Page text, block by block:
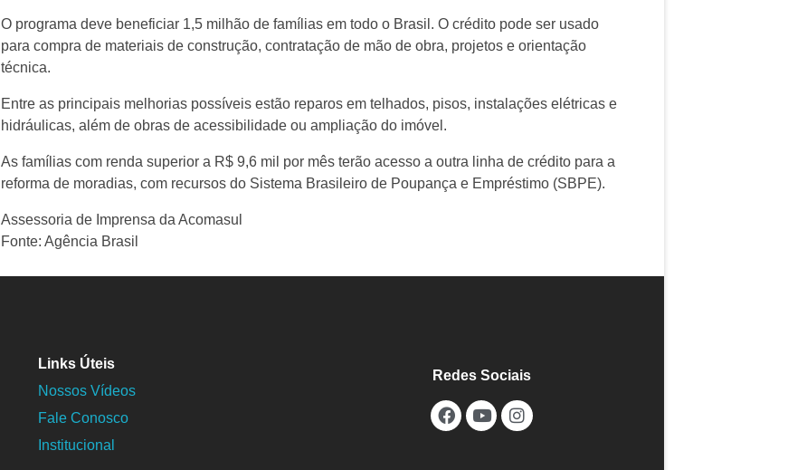
O programa deve beneficiar 1,5 milhão de famílias em todo o Brasil. O crédito pode ser usado
para compra de materiais de construção, contratação de mão de obra, projetos e orientação
técnica.
Entre as principais melhorias possíveis estão reparos em telhados, pisos, instalações elétricas e
hidráulicas, além de obras de acessibilidade ou ampliação do imóvel.
As famílias com renda superior a R$ 9,6 mil por mês terão acesso a outra linha de crédito para a
reforma de moradias, com recursos do Sistema Brasileiro de Poupança e Empréstimo (SBPE).
Assessoria de Imprensa da Acomasul
Fonte: Agência Brasil
Links Úteis
Nossos Vídeos
Fale Conosco
Institucional
Redes Sociais